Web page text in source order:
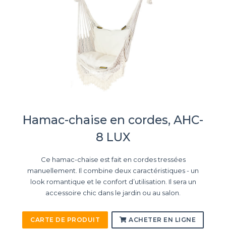
Hamac-chaise en cordes, AHC-
8 LUX
Ce hamac-chaise est fait en cordes tressées
manuellement. Il combine deux caractéristiques - un
look romantique et le confort d’utilisation. Il sera un
accessoire chic dans le jardin ou au salon.
CARTE DE PRODUIT ACHETER EN LIGNE